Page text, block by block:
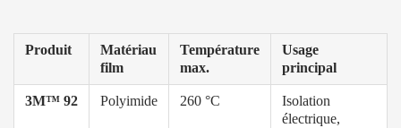
Produit
Matériau
film
Température
max.
Usage
principal
3M™ 92 Polyimide 260 °C
Isolation
électrique,